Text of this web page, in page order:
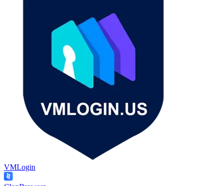
VMLogin